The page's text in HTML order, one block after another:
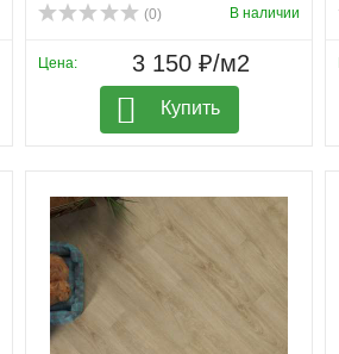
(0) В наличии
Цена: 3 150 ₽/м2
Купить